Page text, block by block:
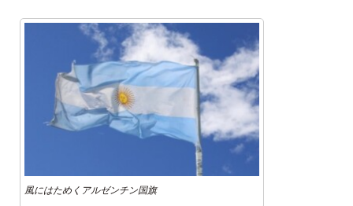
風にはためくアルゼンチン国旗